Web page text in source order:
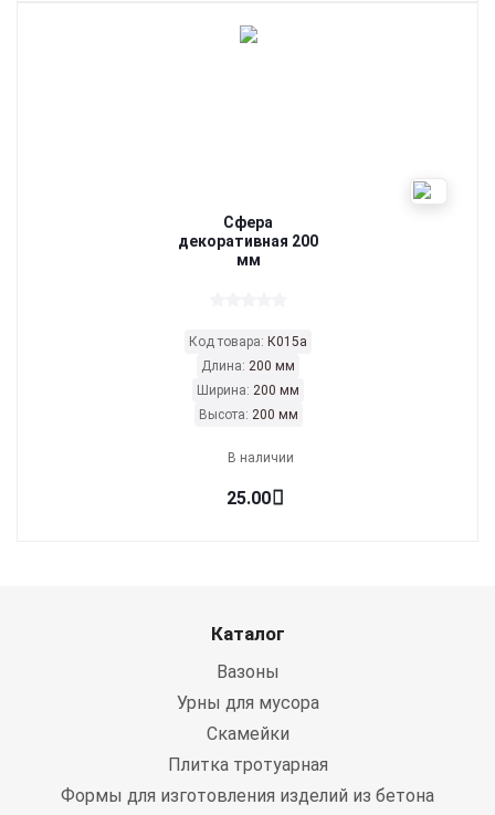
Сфера
декоративная 200
мм
Код товара: К015а
Длина: 200 мм
Ширина: 200 мм
Высота: 200 мм
В наличии
25.00
Каталог
Вазоны
Урны для мусора
Скамейки
Плитка тротуарная
Формы для изготовления изделий из бетона